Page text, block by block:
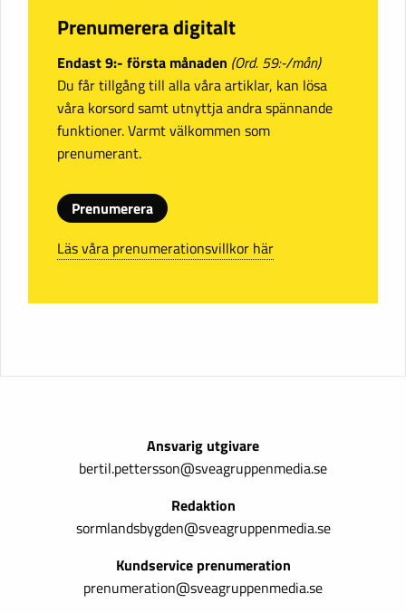
Prenumerera digitalt
Endast 9:- första månaden (Ord. 59:-/mån)
Du får tillgång till alla våra artiklar, kan lösa
våra korsord samt utnyttja andra spännande
funktioner. Varmt välkommen som
prenumerant.
Prenumerera
Läs våra prenumerationsvillkor här
Ansvarig utgivare
bertil.pettersson@sveagruppenmedia.se
Redaktion
sormlandsbygden@sveagruppenmedia.se
Kundservice prenumeration
prenumeration@sveagruppenmedia.se